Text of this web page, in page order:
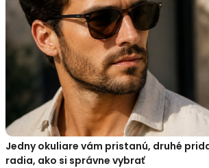
Jedny okuliare vám pristanú, druhé
radia, ako si správne vybrať